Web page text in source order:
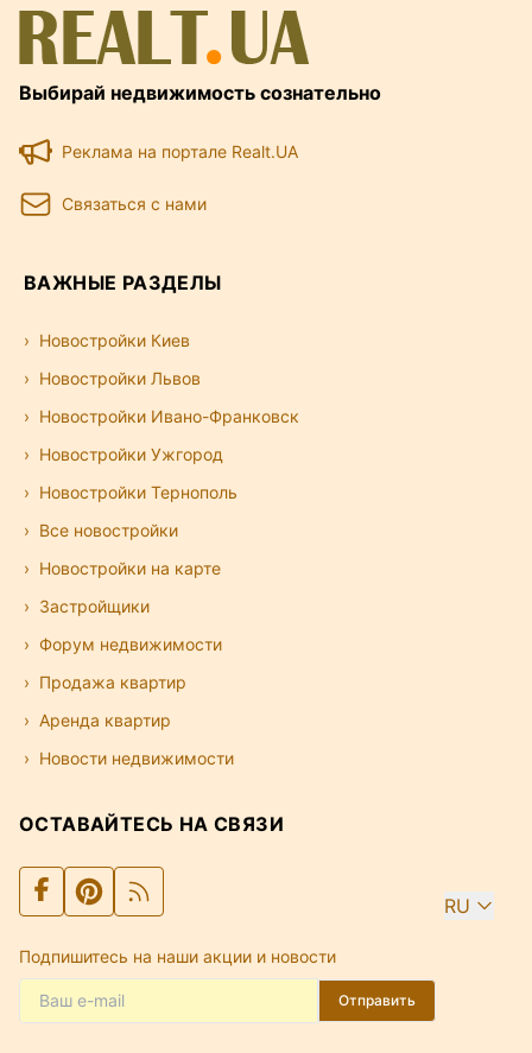
Выбирай недвижимость сознательно
Реклама на портале Realt.UA
Связаться с нами
ВАЖНЫЕ РАЗДЕЛЫ
Новостройки Киев
Новостройки Львов
Новостройки Ивано-Франковск
Новостройки Ужгород
Новостройки Тернополь
Все новостройки
Новостройки на карте
Застройщики
Форум недвижимости
Продажа квартир
Аренда квартир
Новости недвижимости
ОСТАВАЙТЕСЬ НА СВЯЗИ
RU
Подпишитесь на наши акции и новости
Отправить